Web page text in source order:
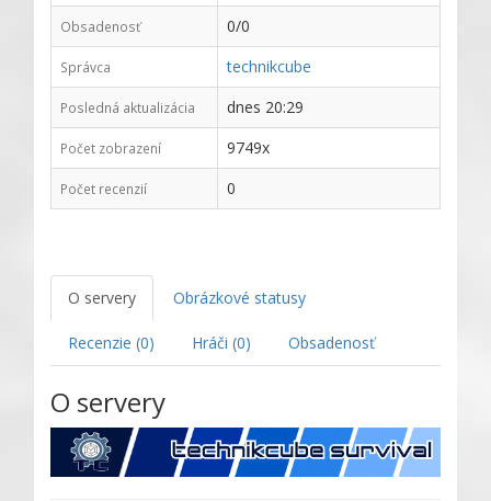
Obsadenosť 0/0
Správca technikcube
Posledná aktualizácia dnes 20:29
Počet zobrazení 9749x
Počet recenzií 0
O servery Obrázkové statusy
Recenzie (0) Hráči (0) Obsadenosť
O servery